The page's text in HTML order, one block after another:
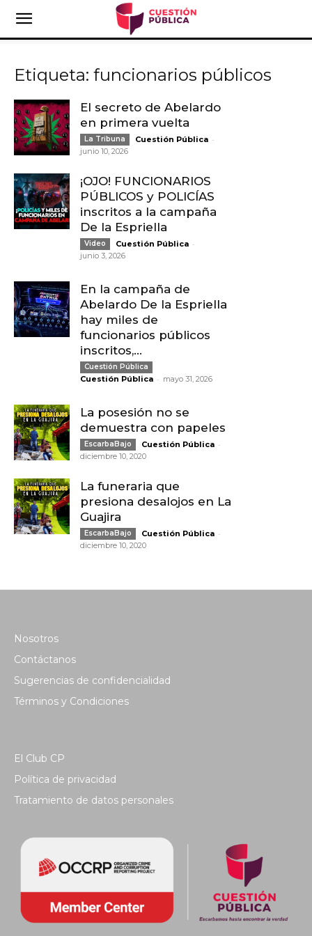
Etiqueta: funcionarios públicos
El secreto de Abelardo
en primera vuelta
La Tribuna Cuestión Pública -
junio 10, 2026
¡OJO! FUNCIONARIOS
PÚBLICOS y POLICÍAS
inscritos a la campaña
De la Espriella
Video Cuestión Pública -
junio 3, 2026
En la campaña de
Abelardo De la Espriella
hay miles de
funcionarios públicos
inscritos,...
Cuestión Pública
Cuestión Pública - mayo 31, 2026
La posesión no se
demuestra con papeles
EscarbaBajo Cuestión Pública -
diciembre 10, 2020
La funeraria que
presiona desalojos en La
Guajira
EscarbaBajo Cuestión Pública -
diciembre 10, 2020
Nosotros
Contáctanos
Sugerencias de confidencialidad
Términos y Condiciones
El Club CP
Política de privacidad
Tratamiento de datos personales